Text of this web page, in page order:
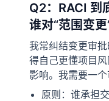
Q2：RACI 到
谁对“范围变更
我常纠结变更审
得自己更懂项目
影响。我需要一个
原则：谁承担